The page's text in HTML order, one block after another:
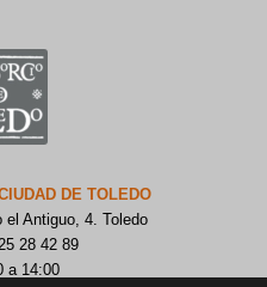
DE TOLEDO
el Antiguo, 4. Toledo
28 42 89
a 14:00